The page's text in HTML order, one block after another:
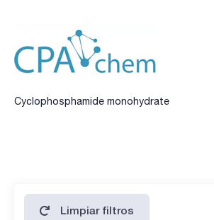
Cyclophosphamide monohydrate
Limpiar filtros